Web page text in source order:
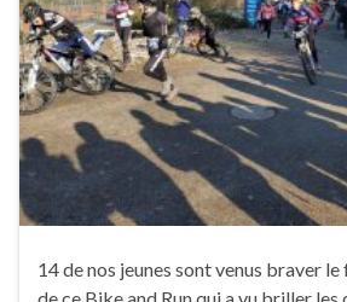
14 de nos jeunes sont venus braver
de ce Bike and Run qui a vu briller les